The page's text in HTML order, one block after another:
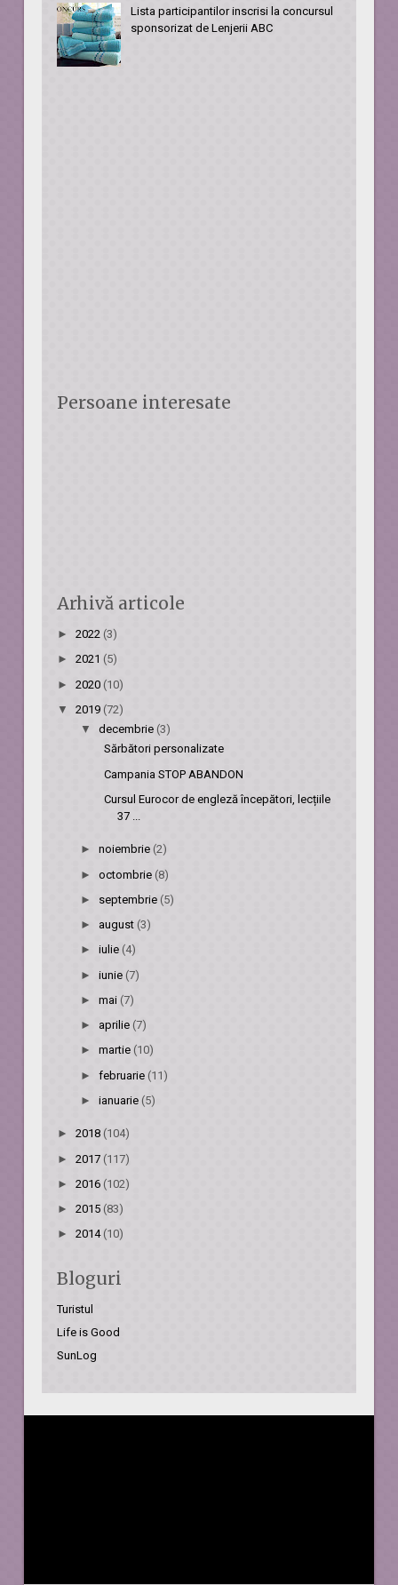
Lista participantilor inscrisi la concursul
sponsorizat de Lenjerii ABC
Persoane interesate
Arhivă articole
►2022 (3)
►2021(5)
►2020(10)
▼2019 (72)
▼ decembrie (3)
Sărbători personalizate
Campania STOP ABANDON
Cursul Eurocor de engleză începători, lecțiile
37 ...
► noiembrie (2)
► octombrie (8)
► septembrie (5)
► august (3)
► iulie (4)
► iunie (7)
► mai (7)
► aprilie (7)
► martie (10)
► februarie (11)
► ianuarie (5)
►2018 (104)
►2017 (117)
►2016 (102)
►2015(83)
►2014 (10)
Bloguri
Turistul
Life is Good
SunLog